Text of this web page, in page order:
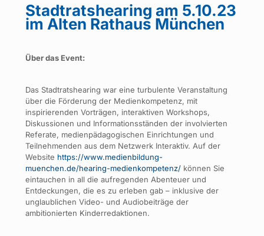
Stadtratshearing am 5.10.23
im Alten Rathaus München
Über das Event:
Das Stadtratshearing war eine turbulente Veranstaltung
über die Förderung der Medienkompetenz, mit
inspirierenden Vorträgen, interaktiven Workshops,
Diskussionen und Informationsständen der involvierten
Referate, medienpädagogischen Einrichtungen und
Teilnehmenden aus dem Netzwerk Interaktiv. Auf der
Website https://www.medienbildung-
muenchen.de/hearing-medienkompetenz/ können Sie
eintauchen in all die aufregenden Abenteuer und
Entdeckungen, die es zu erleben gab – inklusive der
unglaublichen Video- und Audiobeiträge der
ambitionierten Kinderredaktionen.